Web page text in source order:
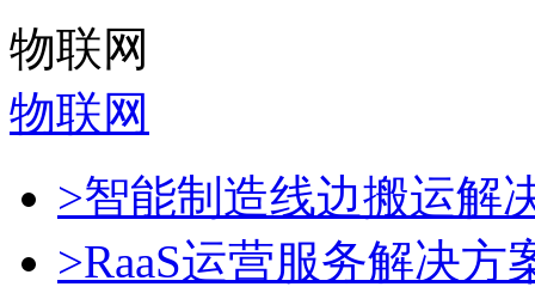
物联网
物联网
>智能制造线边搬运解
>RaaS运营服务解决方